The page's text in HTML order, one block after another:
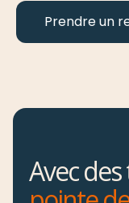
Prendre un
Avec